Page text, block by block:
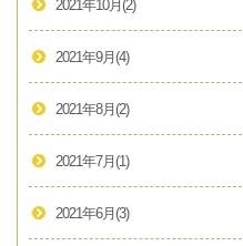
2021年10月 (2)
2021年9月 (4)
2021年8月 (2)
2021年7月 (1)
2021年6月 (3)